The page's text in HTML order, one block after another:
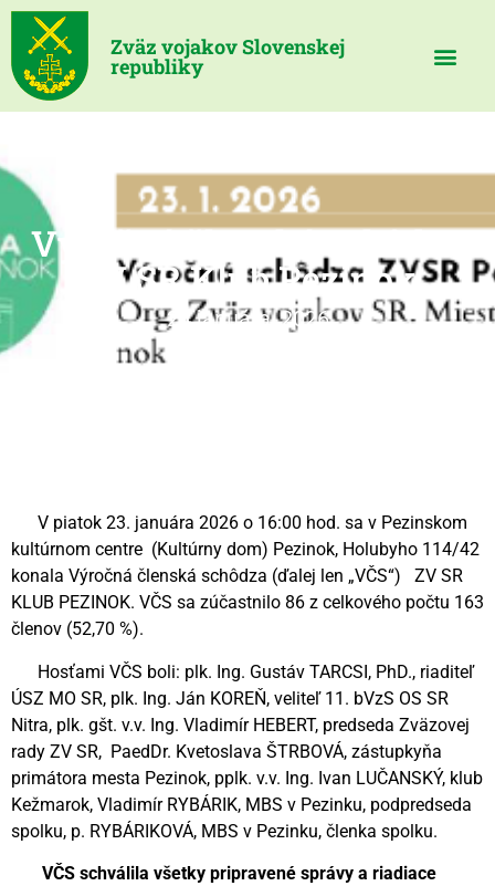
Zväz vojakov Slovenskej
republiky
Výročná členská schôdza
ZV SR Klub Pezinok
24 januára, 2026
V piatok 23. januára 2026 o 16:00 hod. sa v Pezinskom
kultúrnom centre (Kultúrny dom) Pezinok, Holubyho 114/42
konala Výročná členská schôdza (ďalej len „VČS“) ZV SR
KLUB PEZINOK. VČS sa zúčastnilo 86 z celkového počtu 163
členov (52,70 %).
Hosťami VČS boli: plk. Ing. Gustáv TARCSI, PhD., riaditeľ
ÚSZ MO SR, plk. Ing. Ján KOREŇ, veliteľ 11. bVzS OS SR
Nitra, plk. gšt. v.v. Ing. Vladimír HEBERT, predseda Zväzovej
rady ZV SR, PaedDr. Kvetoslava ŠTRBOVÁ, zástupkyňa
primátora mesta Pezinok, pplk. v.v. Ing. Ivan LUČANSKÝ, klub
Kežmarok, Vladimír RYBÁRIK, MBS v Pezinku, podpredseda
spolku, p. RYBÁRIKOVÁ, MBS v Pezinku, členka spolku.
VČS schválila všetky pripravené správy a riadiace